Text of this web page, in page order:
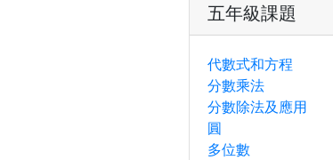
五年級課題
代數式和方程
分數乘法
分數除法及應用
圓
多位數